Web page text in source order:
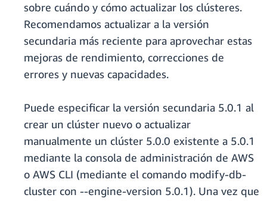
sobre cuándo y cómo actualizar los clústeres.
Recomendamos actualizar a la versión
secundaria más reciente para aprovechar estas
mejoras de rendimiento, correcciones de
errores y nuevas capacidades.
Puede especificar la versión secundaria 5.0.1 al
crear un clúster nuevo o actualizar
manualmente un clúster 5.0.0 existente a 5.0.1
mediante la consola de administración de AWS
o AWS CLI (mediante el comando modify-db-
cluster con --engine-version 5.0.1). Una vez que